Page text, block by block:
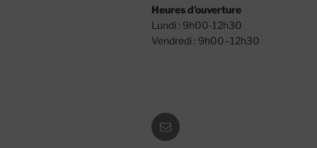
Heures d’ouverture
Lundi : 9h00-12h30
Vendredi : 9h00–12h30
E-
mail